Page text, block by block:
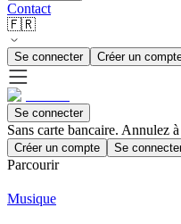
Contact
🇫🇷
Se connecter Créer un
Se connecter
Sans carte bancaire. Annulez
Créer un compte Se
Parcourir
Musique